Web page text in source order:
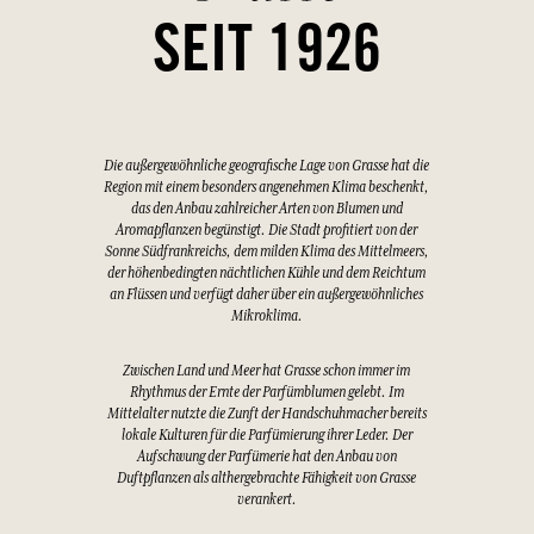
SEIT 1926
Die außergewöhnliche geografische Lage von Grasse hat die
Region mit einem besonders angenehmen Klima beschenkt,
das den Anbau zahlreicher Arten von Blumen und
Aromapflanzen begünstigt. Die Stadt profitiert von der
Sonne Südfrankreichs, dem milden Klima des Mittelmeers,
der höhenbedingten nächtlichen Kühle und dem Reichtum
an Flüssen und verfügt daher über ein außergewöhnliches
Mikroklima.
Zwischen Land und Meer hat Grasse schon immer im
Rhythmus der Ernte der Parfümblumen gelebt. Im
Mittelalter nutzte die Zunft der Handschuhmacher bereits
lokale Kulturen für die Parfümierung ihrer Leder. Der
Aufschwung der Parfümerie hat den Anbau von
Duftpflanzen als althergebrachte Fähigkeit von Grasse
verankert.